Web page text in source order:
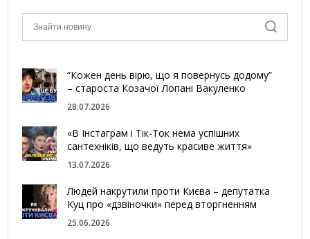
“Кожен день вірю, що я повернусь додому”
– староста Козачої Лопані Вакуленко
28.07.2026
«В Інстаграм і Тік-Ток нема успішних
сантехніків, що ведуть красиве життя»
13.07.2026
Людей накрутили проти Києва – депутатка
Куц про «дзвіночки» перед вторгненням
25.06.2026